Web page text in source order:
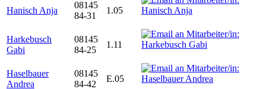
Hanisch Anja
08145
84-31
1.05
Harkebusch
Gabi
08145
84-25
1.11
Haselbauer
Andrea
08145
84-42
E.05